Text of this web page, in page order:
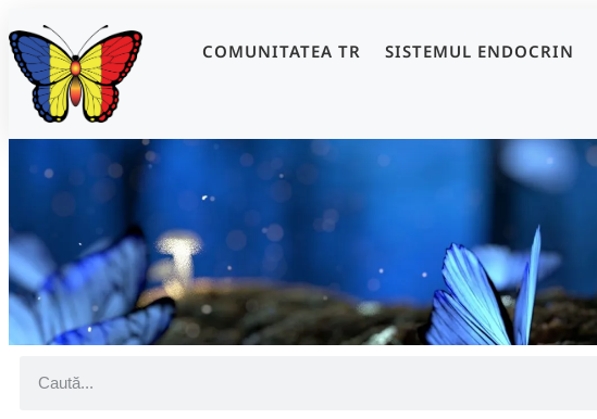
COMUNITATEA TR SISTEMUL ENDOCRIN